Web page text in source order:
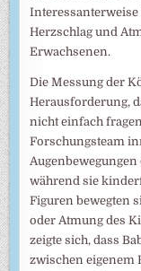
Herzschlag und
Erwachsenen.
Die Messung der
Herausforderung,
nicht einfach
Forschungsteam
während sie
Figuren bewegten
oder Atmung des
zeigte sich, dass
zwischen eigenem